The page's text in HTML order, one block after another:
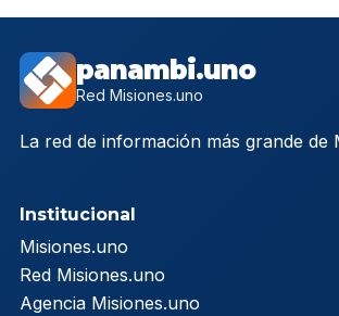
panambi.uno
Red Misiones.uno
La red de información más grande de
Institucional
Misiones.uno
Red Misiones.uno
Agencia Misiones.uno